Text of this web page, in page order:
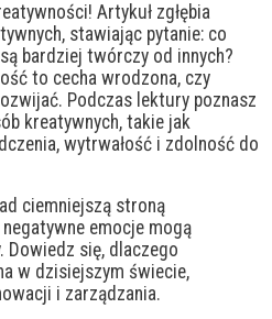
Artykuł zgłębia
stawiając pytanie: co
bardziej twórczy od innych?
to cecha wrodzona, czy
Podczas lektury poznasz
kreatywnych, takie jak
wytrwałość i zdolność do
ciemniejszą stroną
emocje mogą
Dowiedz się, dlaczego
w dzisiejszym świecie,
i zarządzania.